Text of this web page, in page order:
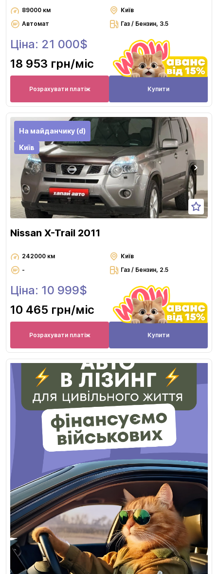
89000 км
Київ
Автомат
Газ / Бензин, 3.5
Ціна: 21 000$
18 953 грн/міс
Розрахувати платіж Купити
На майданчику (d)
Київ
Nissan X-Trail 2011
242000 км
Київ
-
Газ / Бензин, 2.5
Ціна: 10 999$
10 465 грн/міс
Розрахувати платіж Купити